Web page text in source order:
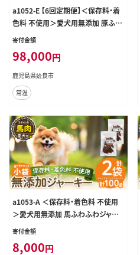
a1052-E 【6回定期便】＜保存料・着
色料 不使用＞愛犬用無添加 豚ふわ
ふわジャーキー6袋×6回(1袋50g・
市 豚 ジャーキー 犬 ドッグ ペット フ
ード エサ おやつ ごはん 間食 ご褒美
ペット関係
寄付金額
98,000円
鹿児島県姶良市
常温
a1053-A ＜保存料・着色料 不使用
＞愛犬用無添加 馬ふわふわジャー
キー2袋(1袋50g・合計100g)【Nフー
ドッグ ペット フード エサ おやつ ご
寄付金額
8,000円